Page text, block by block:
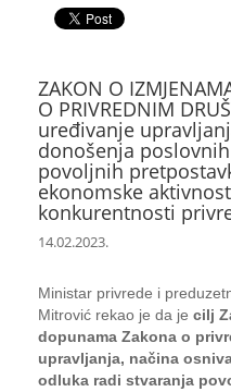
ZAKON O
O PRIVREDNIM
uređivanje
donošenja
povoljnih
ekonomske
konkurentnosti
14.02.2023.
Ministar privrede i
Mitrović rekao je da je cilj
dopunama Zakona o
upravljanja, načina
odluka radi stvaranja